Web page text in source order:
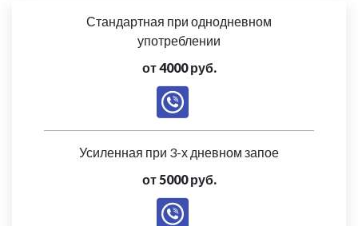
Стандартная при однодневном
употреблении
от 4000 руб.
Усиленная при 3-х дневном запое
от 5000 руб.